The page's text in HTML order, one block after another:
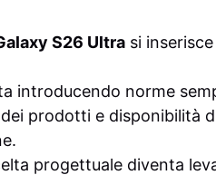
S26 Ultra si
introducendo norme
prodotti e disponibilità
progettuale diventa